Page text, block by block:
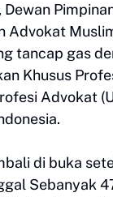
Advokat
tancap gas
Khusus
Advokat
di buka
Sebanyak